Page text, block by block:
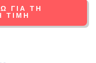
ΓΙΑ ΤΗ
ΤΙΜΉ